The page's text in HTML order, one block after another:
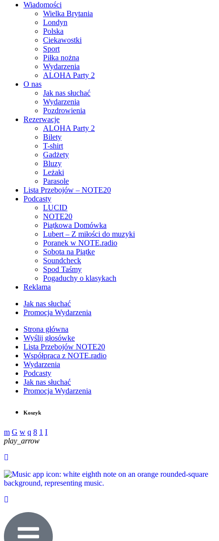
Wiadomości
Wielka Brytania
Londyn
Polska
Ciekawostki
Sport
Piłka nożna
Wydarzenia
ALOHA Party 2
O nas
Jak nas słuchać
Wydarzenia
Pozdrowienia
Rezerwacje
ALOHA Party 2
Bilety
T-shirt
Gadżety
Bluzy
Leżaki
Parasole
Lista Przebojów – NOTE20
Podcasty
LUCID
NOTE20
Piątkowa Domówka
Lubert – Z miłości do muzyki
Poranek w NOTE.radio
Sobota na Piątke
Soundcheck
Spod Taśmy
Pogaduchy o klasykach
Reklama
Jak nas słuchać
Promocja Wydarzenia
Strona główna
Wyślij głosówke
Lista Przebojów NOTE20
Współpraca z NOTE.radio
Wydarzenia
Podcasty
Jak nas słuchać
Promocja Wydarzenia
Koszyk
play_arrow